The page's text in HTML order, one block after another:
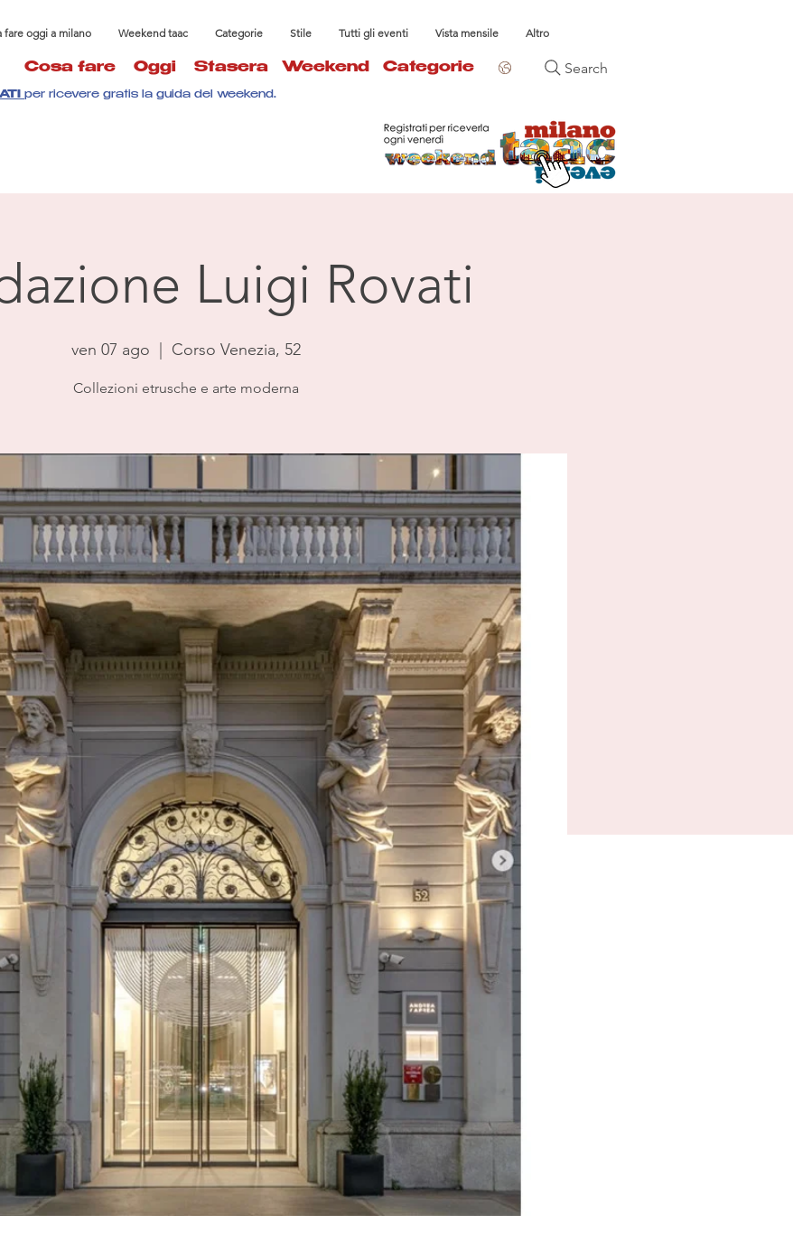
fare oggi a milano Weekend taac Categorie Stile Tutti gli eventi Vista mensile Altro
Cosa fare Oggi Stasera Weekend Categorie Search
per ricevere gratis la guida del weekend.
Luigi Rovati
ven 07 ago Corso Venezia, 52
Collezioni etrusche e arte moderna